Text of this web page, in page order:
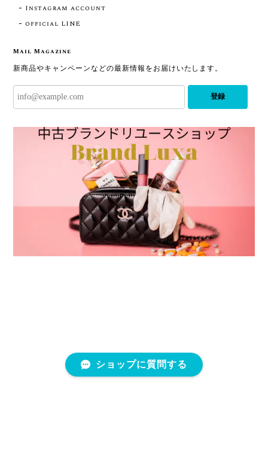
Instagram account
official LINE
Mail Magazine
新商品やキャンペーンなどの最新情報をお届けいたします。
登録
ショップに質問する